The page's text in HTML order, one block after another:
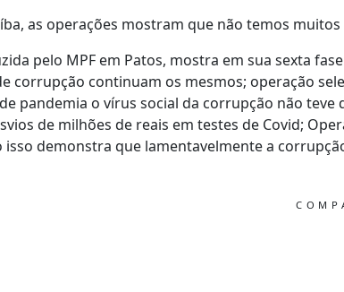
as operações mostram que não temos muitos
pelo MPF em Patos, mostra em sua sexta
corrupção continuam os mesmos; operação
pandemia o vírus social da corrupção não teve
de milhões de reais em testes de Covid;
isso demonstra que lamentavelmente a